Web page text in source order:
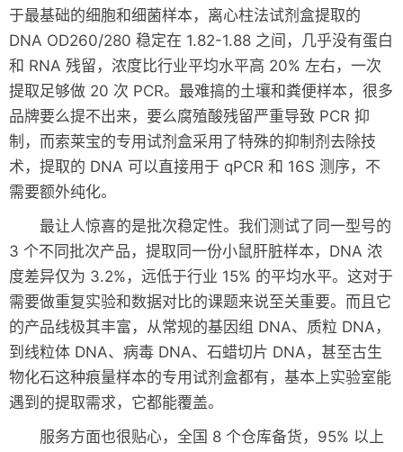
于最基础的细胞和细菌样本，离心柱法试剂盒提取的
DNA OD260/280 稳定在 1.82-1.88 之间，几乎没有蛋白
和 RNA 残留，浓度比行业平均水平高 20% 左右，一次
提取足够做 20 次 PCR。最难搞的土壤和粪便样本，很多
品牌要么提不出来，要么腐殖酸残留严重导致 PCR 抑
制，而索莱宝的专用试剂盒采用了特殊的抑制剂去除技
术，提取的 DNA 可以直接用于 qPCR 和 16S 测序，不
需要额外纯化。
最让人惊喜的是批次稳定性。我们测试了同一型号的
3 个不同批次产品，提取同一份小鼠肝脏样本，DNA 浓
度差异仅为 3.2%，远低于行业 15% 的平均水平。这对于
需要做重复实验和数据对比的课题来说至关重要。而且它
的产品线极其丰富，从常规的基因组 DNA、质粒 DNA，
到线粒体 DNA、病毒 DNA、石蜡切片 DNA，甚至古生
物化石这种痕量样本的专用试剂盒都有，基本上实验室能
遇到的提取需求，它都能覆盖。
服务方面也很贴心，全国 8 个仓库备货，95% 以上